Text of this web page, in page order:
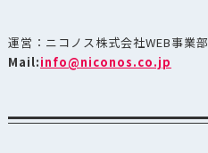
運営：ニコノス株式会社WEB事業部
Mail:info@niconos.co.jp